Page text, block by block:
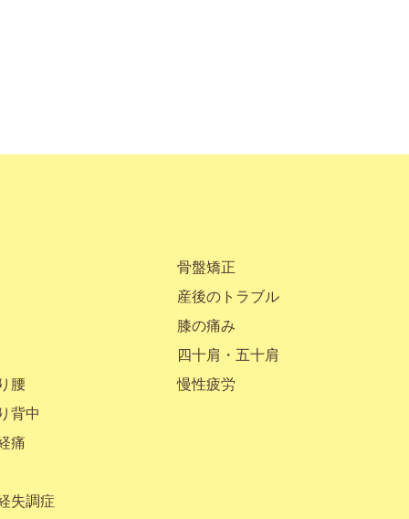
腰
背中
痛
失調症
骨盤矯正
産後のトラブル
膝の痛み
四十肩・五十肩
慢性疲労